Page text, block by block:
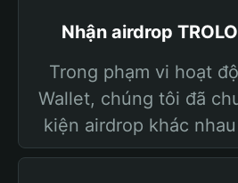
Nhận airdrop
Trong phạm vi hoạt
Wallet, chúng tôi đã
kiện airdrop khác